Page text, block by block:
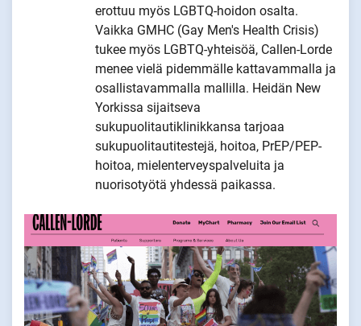
erottuu myös LGBTQ-hoidon osalta.
Vaikka GMHC (Gay Men's Health Crisis)
tukee myös LGBTQ-yhteisöä, Callen-Lorde
menee vielä pidemmälle kattavammalla ja
osallistavammalla mallilla. Heidän New
Yorkissa sijaitseva
sukupuolitautiklinikkansa tarjoaa
sukupuolitautitestejä, hoitoa, PrEP/PEP-
hoitoa, mielenterveyspalveluita ja
nuorisotyötä yhdessä paikassa.